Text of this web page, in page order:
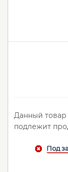
Данный товар
подлежит